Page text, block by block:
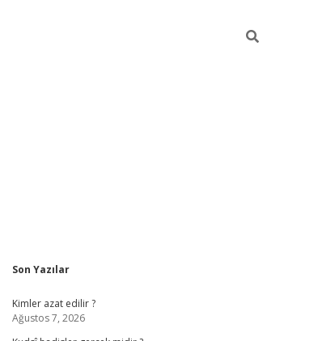
Sidebar
Son Yazılar
Kimler azat edilir ?
Ağustos 7, 2026